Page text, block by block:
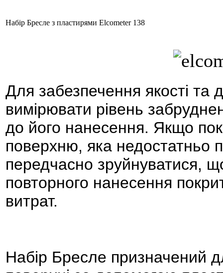
Набір Бресле з пластирями Elcometer 138
Для забезпечення якості та
вимірювати рівень
до його нанесення. Якщо
поверхню, яка недостатньо
передчасно зруйнуватися,
повторного нанесення
витрат.
Набір Бресле призначений